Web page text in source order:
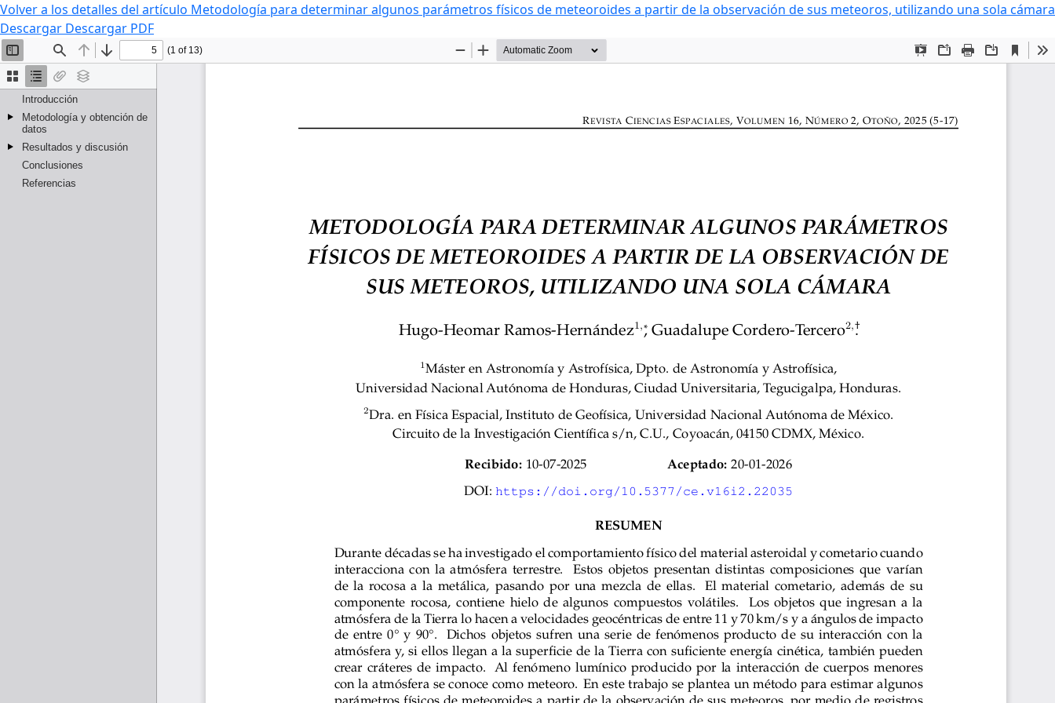
Volver a los detalles del artículo Metodología para determinar algunos parámetros físicos de meteoroides a partir de la observación de sus meteoros, utilizando una sola cámara
Descargar Descargar PDF